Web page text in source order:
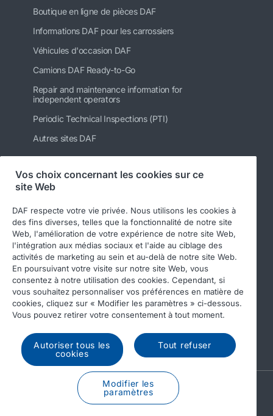
Boutique en ligne de pièces DAF
Informations DAF pour les carrossiers
Véhicules d'occasion DAF
Camions DAF Ready-to-Go
Repair and maintenance information for
independent operators
Periodic Technical Inspections (PTI)
Autres sites DAF
Suivez-nous
© 2026 DAF Legal notice
Privacy statement
General conditions
DAF and cookies
Income Tax Report
A PACCAR COMPANY
DRIVEN BY QUALITY
Vos choix concernant les cookies sur ce
site Web
DAF respecte votre vie privée. Nous utilisons les cookies à
des fins diverses, telles que la fonctionnalité de notre site
Web, l'amélioration de votre expérience de notre site Web,
l'intégration aux médias sociaux et l'aide au ciblage des
activités de marketing au sein et au-delà de notre site Web.
En poursuivant votre visite sur notre site Web, vous
consentez à notre utilisation des cookies. Cependant, si
vous souhaitez personnaliser vos préférences en matière de
cookies, cliquez sur « Modifier les paramètres » ci-dessous.
Vous pouvez retirer votre consentement à tout moment.
Autoriser tous les
cookies
Tout refuser
Modifier les
paramètres